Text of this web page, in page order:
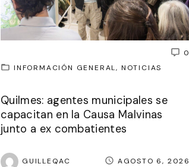
0
INFORMACIÓN GENERAL NOTICIAS
Quilmes: agentes municipales se
capacitan en la Causa Malvinas
junto a ex combatientes
GUILLEQAC AGOSTO 6, 2026